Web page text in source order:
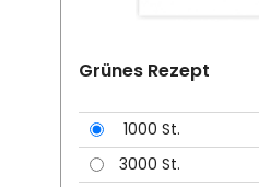
Grünes Rezept
1000 St.
3000 St.